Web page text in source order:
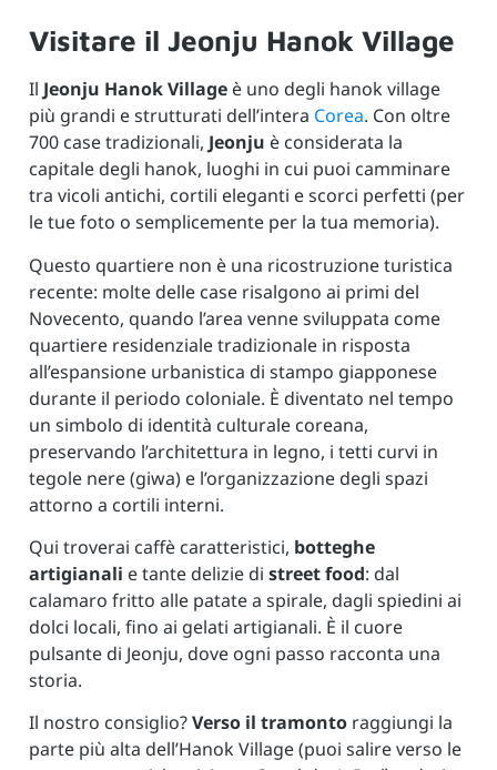
Visitare il Jeonju Hanok Village
Il Jeonju Hanok Village è uno degli hanok village
più grandi e strutturati dell’intera Corea. Con oltre
700 case tradizionali, Jeonju è considerata la
capitale degli hanok, luoghi in cui puoi camminare
tra vicoli antichi, cortili eleganti e scorci perfetti (per
le tue foto o semplicemente per la tua memoria).
Questo quartiere non è una ricostruzione turistica
recente: molte delle case risalgono ai primi del
Novecento, quando l’area venne sviluppata come
quartiere residenziale tradizionale in risposta
all’espansione urbanistica di stampo giapponese
durante il periodo coloniale. È diventato nel tempo
un simbolo di identità culturale coreana,
preservando l’architettura in legno, i tetti curvi in
tegole nere (giwa) e l’organizzazione degli spazi
attorno a cortili interni.
Qui troverai caffè caratteristici, botteghe
artigianali e tante delizie di street food: dal
calamaro fritto alle patate a spirale, dagli spiedini ai
dolci locali, fino ai gelati artigianali. È il cuore
pulsante di Jeonju, dove ogni passo racconta una
storia.
Il nostro consiglio?Verso il tramonto raggiungi la
parte più alta dell’Hanok Village (puoi salire verso le